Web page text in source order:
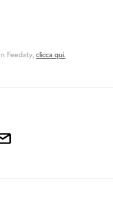
Feedaty clicca qui.